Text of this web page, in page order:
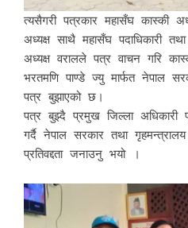
त्यसैगरी पत्रकार महासँघ कास्की
अध्यक्ष साथै महासँघ पदाधिकारी
अध्यक्ष वरालले पत्र वाचन गरि
भरतमणि पाण्डे ज्यु मार्फत नेपाल
पत्र बुझाएको छ।
पत्र बुझ्दै प्रमुख जिल्ला अधिकारी
गर्दै नेपाल सरकार तथा
प्रतिवद्दता जनाउनु भयो ।